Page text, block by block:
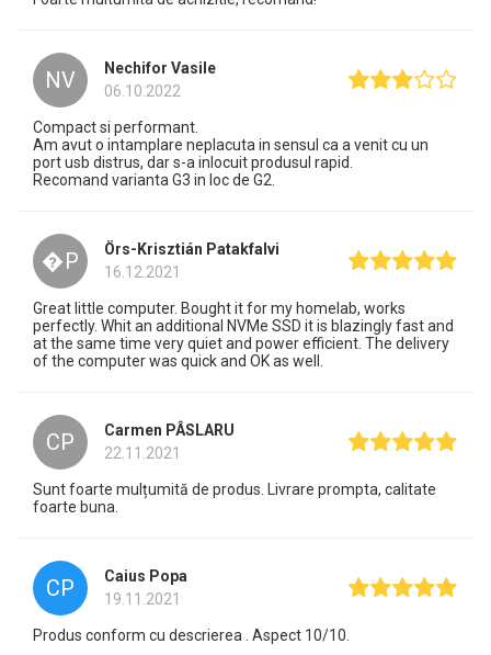
NV
Nechifor Vasile
06.10.2022
Compact si performant.
Am avut o intamplare neplacuta in sensul ca a venit cu un
port usb distrus, dar s-a inlocuit produsul rapid.
Recomand varianta G3 in loc de G2.
�P
Örs-Krisztián Patakfalvi
16.12.2021
Great little computer. Bought it for my homelab, works
perfectly. Whit an additional NVMe SSD it is blazingly fast and
at the same time very quiet and power efficient. The delivery
of the computer was quick and OK as well.
CP
Carmen PÂSLARU
22.11.2021
Sunt foarte mulțumită de produs. Livrare prompta, calitate
foarte buna.
CP
Caius Popa
19.11.2021
Produs conform cu descrierea . Aspect 10/10.